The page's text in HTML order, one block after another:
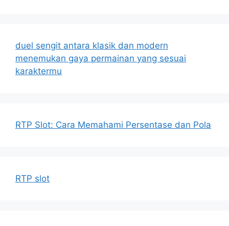
duel sengit antara klasik dan modern
menemukan gaya permainan yang sesuai
karaktermu
RTP Slot: Cara Memahami Persentase dan Pola
RTP slot